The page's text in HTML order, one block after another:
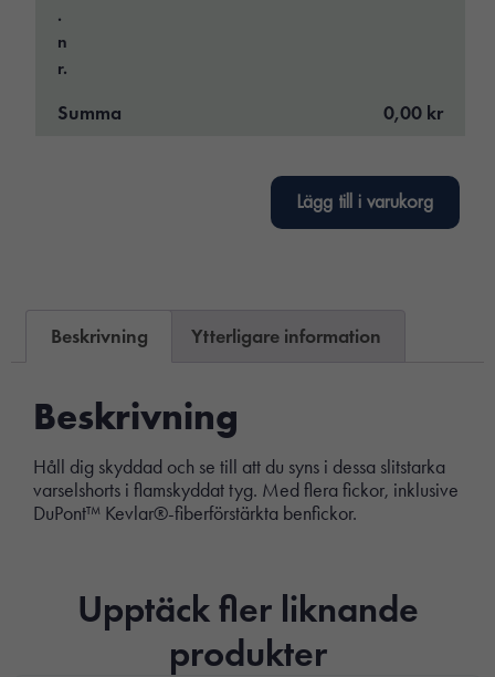
.
n
r.
Summa 0,00 kr
Lägg till i varukorg
Beskrivning Ytterligare information
Beskrivning
Håll dig skyddad och se till att du syns i dessa slitstarka
varselshorts i flamskyddat tyg. Med flera fickor, inklusive
DuPont™ Kevlar®-fiberförstärkta benfickor.
Upptäck fler liknande
produkter